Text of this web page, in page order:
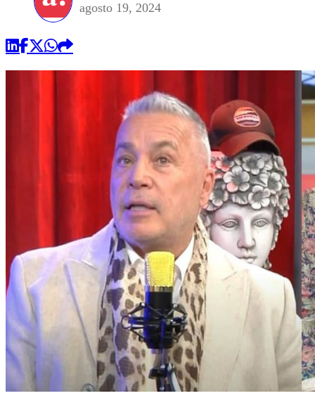
agosto 19, 2024